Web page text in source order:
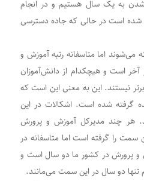
به یک سال هستیم و در انجام
شده است در حالی که جاده دسترسی
اما متاسفانه رتبه آموزش و
است و هیچکدام از دانش‌آموزان
در کنکور جزو ۴۰ نفر برتر نیستند. این به معنی این است که
گرفته شده است. اشکالات در این
هر چند مدیرکل آموزش و پرورش
را گرفته است اما متاسفانه در
و پرورش در کشور ما دو سال است و
تنها دو سال در این سمت می‌مانند.